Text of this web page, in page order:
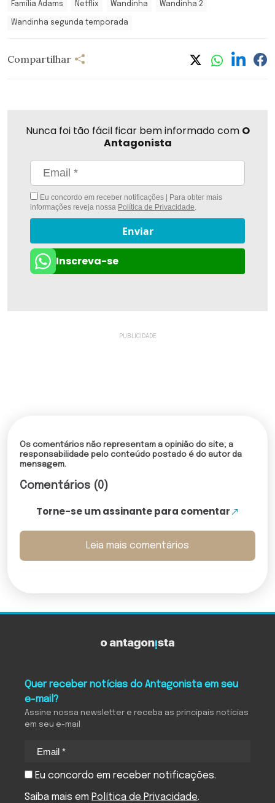
Família Adams Netflix Wandinha Wandinha 2
Wandinha segunda temporada
Compartilhar
Nunca foi tão fácil ficar bem informado com O
Antagonista
Eu concordo em receber notificações | Para obter mais
informações reveja nossa Política de Privacidade.
Enviar
Inscreva-se
Os comentários não representam a opinião do site; a
responsabilidade pelo conteúdo postado é do autor da
mensagem.
Comentários (0)
Torne-se um assinante para comentar
Leia mais comentários
Quer receber notícias do Antagonista em seu
e-mail?
Assine nossa newsletter e receba as principais notícias
em seu e-mail
Eu concordo em receber notificações.
Saiba mais em Política de Privacidade.